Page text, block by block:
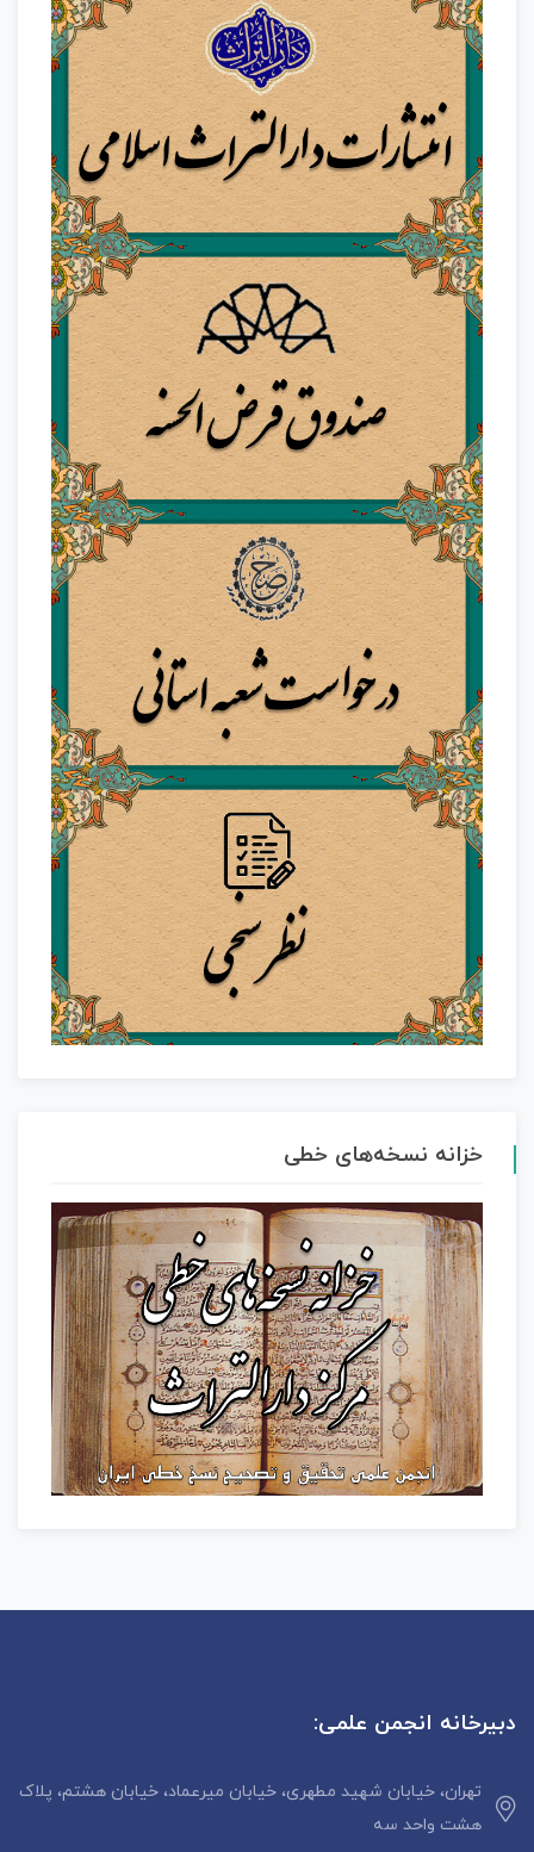
خزانه نسخه‌های خطی
دبیرخانه انجمن علمی:
تهران، خیابان شهید مطهری، خیابان میرعماد، خیابان هشتم، پلاک
هشت واحد سه